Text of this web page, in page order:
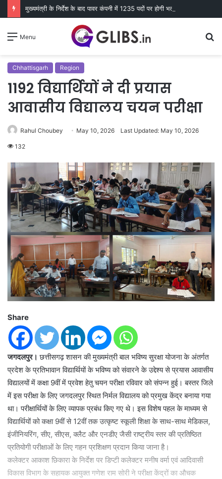
Menu
Chhattisgarh Region
1192 विद्यार्थियों ने दी प्रयास
आवासीय विद्यालय चयन परीक्षा
Rahul Choubey May 10, 2026 Last Updated: May 10, 2026
132
Share
जगदलपुर। छत्तीसगढ़ शासन की मुख्यमंत्री बाल भविष्य सुरक्षा योजना के अंतर्गत
प्रदेश के प्रतिभावान विद्यार्थियों के भविष्य को संवारने के उद्देश्य से प्रयास आवासीय
विद्यालयों में कक्षा 9वीं में प्रवेश हेतु चयन परीक्षा रविवार को संपन्न हुई। बस्तर जिले
में इस परीक्षा के लिए जगदलपुर स्थित निर्मल विद्यालय को प्रमुख केंद्र बनाया गया
था। परीक्षार्थियों के लिए व्यापक प्रबंध किए गए थे। इस विशेष पहल के माध्यम से
विद्यार्थियों को कक्षा 9वीं से 12वीं तक उत्कृष्ट स्कूली शिक्षा के साथ-साथ मेडिकल,
इंजीनियरिंग, सीए, सीएस, क्लैट और एनडीए जैसी राष्ट्रीय स्तर की प्रतिष्ठित
प्रतियोगी परीक्षाओं के लिए गहन प्रशिक्षण प्रदान किया जाना है।
कलेक्टर आकाश छिकारा के निर्देश पर डिप्टी कलेक्टर मनीष वर्मा एवं आदिवासी
विकास विभाग के सहायक आयुक्त गणेश राम सोरी ने परीक्षा केंद्रों का औचक